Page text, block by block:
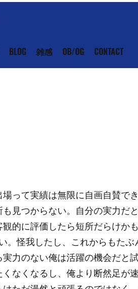
BLOG 雑感 OB/OG CONTACT
って実績は無限に自画自賛で
見つからない。自分の実力だ
的に評価したら短所だらけか
。怪我したし、これからもた
力のない俺は活躍の機会だと
なくなるし、俺より断然足が